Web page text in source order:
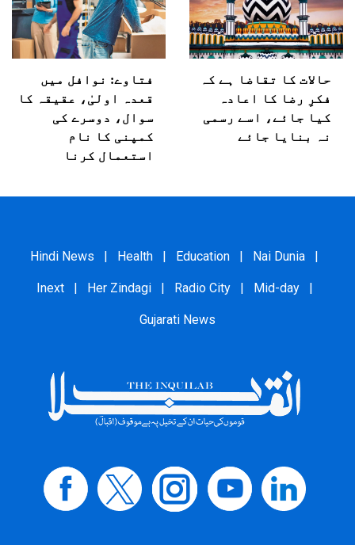
حالات کا تقاضا ہے کہ
فکرِ رضا کا اعادہ
کیا جائے، اسے رسمی
نہ بنایا جائے
فتاوے: نوافل میں
قعدہ اولیٰ، عقیقہ کا
سوال، دوسرے کی
کمپنی کا نام
استعمال کرنا
Hindi News | Health | Education | Nai Dunia |
Inext | Her Zindagi | Radio City | Mid-day |
Gujarati News